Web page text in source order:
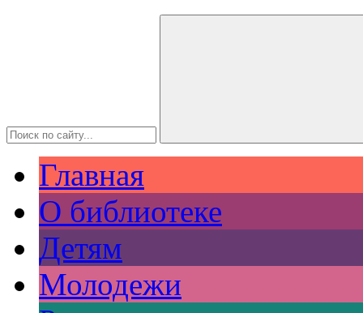
Главная
О библиотеке
Детям
Молодежи